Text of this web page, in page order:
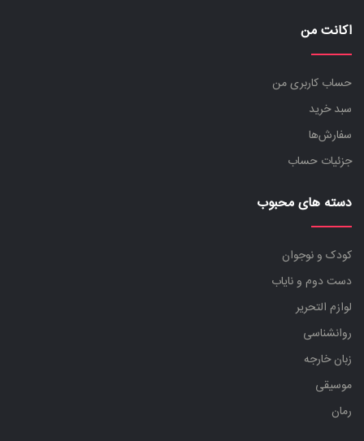
اکانت من
حساب کاربری من
سبد خرید
سفارش‌ها
جزئیات حساب
دسته های محبوب
کودک و نوجوان
دست دوم و نایاب
لوازم التحریر
روانشناسی
زبان خارجه
موسیقی
رمان